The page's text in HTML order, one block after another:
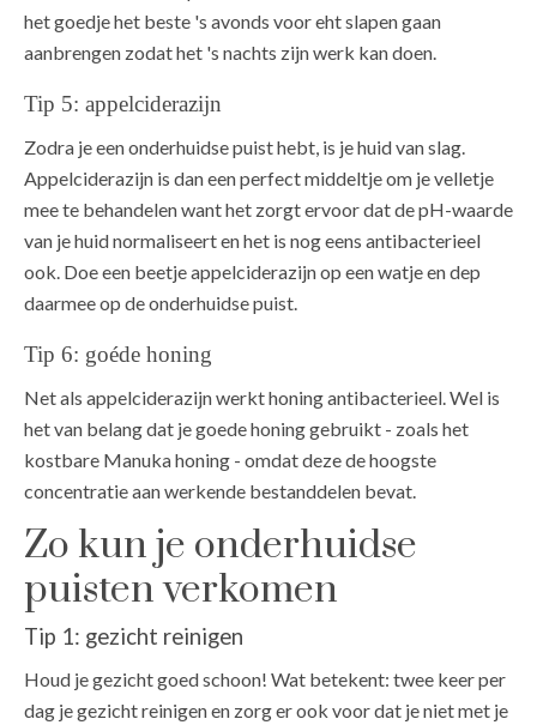
het goedje het beste 's avonds voor eht slapen gaan
aanbrengen zodat het 's nachts zijn werk kan doen.
Tip 5: appelciderazijn
Zodra je een onderhuidse puist hebt, is je huid van slag.
Appelciderazijn is dan een perfect middeltje om je velletje
mee te behandelen want het zorgt ervoor dat de pH-waarde
van je huid normaliseert en het is nog eens antibacterieel
ook. Doe een beetje appelciderazijn op een watje en dep
daarmee op de onderhuidse puist.
Tip 6: goéde honing
Net als appelciderazijn werkt honing antibacterieel. Wel is
het van belang dat je goede honing gebruikt - zoals het
kostbare Manuka honing - omdat deze de hoogste
concentratie aan werkende bestanddelen bevat.
Zo kun je onderhuidse
puisten verkomen
Tip 1: gezicht reinigen
Houd je gezicht goed schoon! Wat betekent: twee keer per
dag je gezicht reinigen en zorg er ook voor dat je niet met je